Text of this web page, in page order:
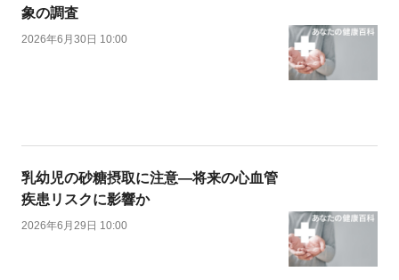
象の調査
2026年6月30日 10:00
乳幼児の砂糖摂取に注意―将来の心血管
疾患リスクに影響か
2026年6月29日 10:00